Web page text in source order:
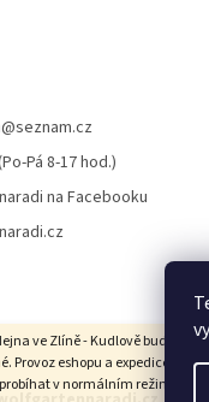
ve Zlíně - Kudlově bude ve
Provoz eshopu a expedice
v normálním režimu.
@seznam.cz
Pá 8-17 hod.)
na Facebooku